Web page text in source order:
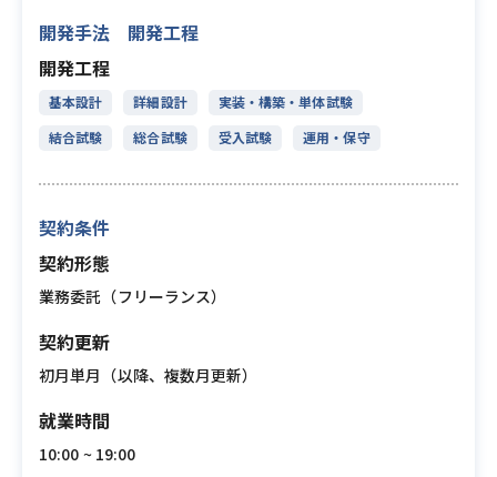
開発手法 開発工程
開発工程
基本設計 詳細設計
実装・構築・単体試験
結合試験
総合試験 受入試験 運用・保守
契約条件
契約形態
業務委託（フリーランス）
契約更新
初月単月（以降、複数月更新）
就業時間
10:00 ~ 19:00